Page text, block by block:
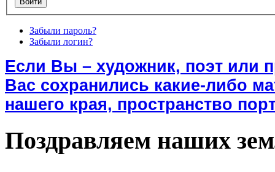
Забыли пароль?
Забыли логин?
Если Вы – художник, поэт или
Вас сохранились какие-либо
нашего края, пространство
Поздравляем наших